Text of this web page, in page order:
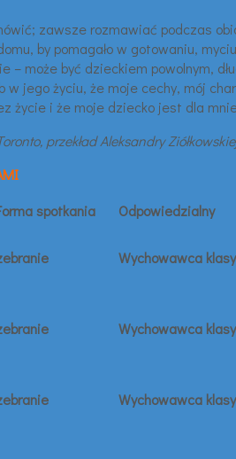
zawsze rozmawiać podczas
by pomagało w gotowaniu,
może być dzieckiem powolnym,
jego życiu, że moje cechy, mój
życie i że moje dziecko jest dla
przekład Aleksandry
spotkania Odpowiedzialny
Wychowawca klasy
Wychowawca klasy
Wychowawca klasy